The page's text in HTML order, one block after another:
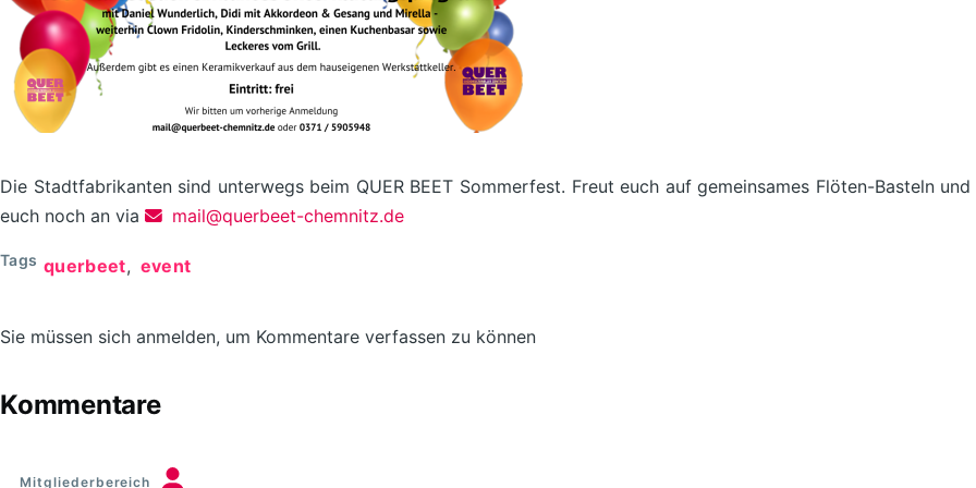
Die Stadtfabrikanten sind unterwegs beim QUER BEET Sommerfest. Freut euch auf gemeinsames Flöten-Basteln
euch noch an via
mail@querbeet-chemnitz.de
Tags querbeet event
Sie müssen sich anmelden, um Kommentare verfassen zu können
Kommentare
Mitgliederbereich